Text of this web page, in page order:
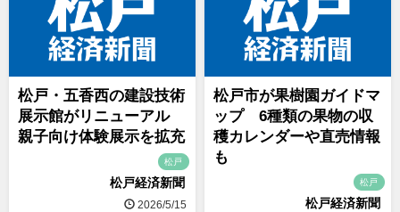
松戸・五香西の建設技術
展示館がリニューアル
親子向け体験展示を拡充
松戸
松戸経済新聞
2026/5/15
松戸市が果樹園ガイドマ
ップ 6種類の果物の収
穫カレンダーや直売情報
も
松戸
松戸経済新聞